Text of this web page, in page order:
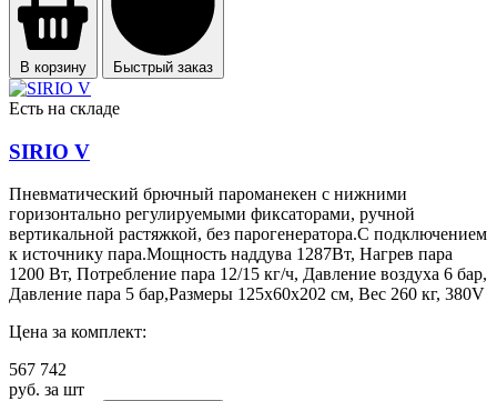
В корзину Быстрый заказ
Есть на складе
SIRIO V
Пневматический брючный пароманекен с нижними
горизонтально регулируемыми фиксаторами, ручной
вертикальной растяжкой, без парогенератора.С подключением
к источнику пара.Мощность наддува 1287Вт, Нагрев пара
1200 Вт, Потребление пара 12/15 кг/ч, Давление воздуха 6 бар,
Давление пара 5 бар,Размеры 125x60x202 см, Вес 260 кг, 380V
Цена за комплект:
567 742
руб. за шт